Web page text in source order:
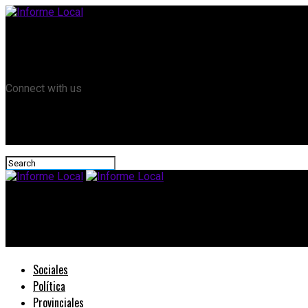
Connect with us
Sociales
Política
Provinciales